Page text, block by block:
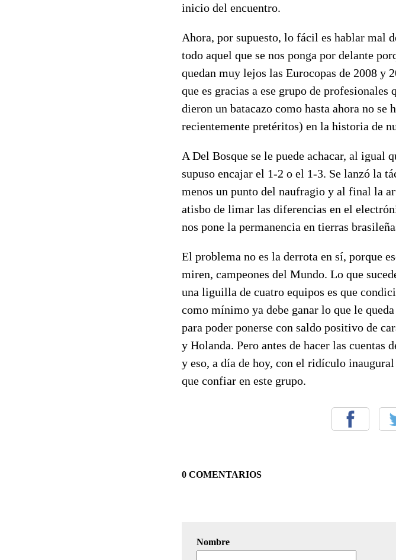
inicio del encuentro.
Ahora, por supuesto, lo fácil es hablar mal
todo aquel que se nos ponga por delante
quedan muy lejos las Eurocopas de 2008 y
que es gracias a ese grupo de profesionales
dieron un batacazo como hasta ahora no se
recientemente pretéritos) en la historia de
A Del Bosque se le puede achacar, al igual
supuso encajar el 1-2 o el 1-3. Se lanzó la
menos un punto del naufragio y al final la
atisbo de limar las diferencias en el
nos pone la permanencia en tierras
El problema no es la derrota en sí, porque
miren, campeones del Mundo. Lo que
una liguilla de cuatro equipos es que
como mínimo ya debe ganar lo que le
para poder ponerse con saldo positivo de
y Holanda. Pero antes de hacer las cuentas
y eso, a día de hoy, con el ridículo
que confiar en este grupo.
0 COMENTARIOS
Nombre